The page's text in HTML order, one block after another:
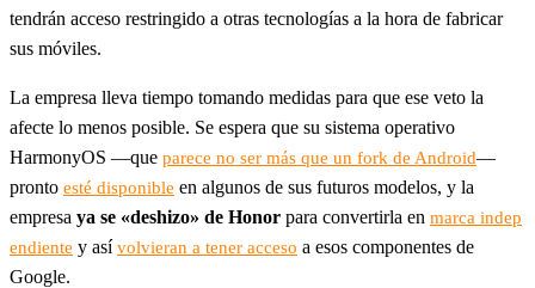
tendrán acceso restringido a otras tecnologías a la hora de fabricar
sus móviles.
La empresa lleva tiempo tomando medidas para que ese veto la
afecte lo menos posible. Se espera que su sistema operativo
HarmonyOS —que parece no ser más que un fork de Android—
pronto esté disponible en algunos de sus futuros modelos, y la
empresa ya se «deshizo» de Honor para convertirla en marca indep
endiente y asívolvieran a tener acceso a esos componentes de
Google.